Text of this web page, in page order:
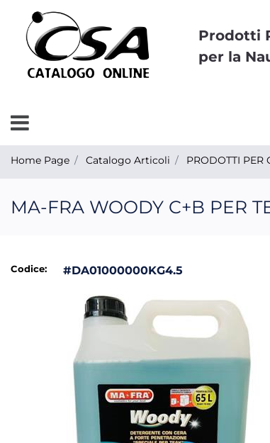
Prodotti
per la
Open menu
Home Page Catalogo Articoli PRODOTTI PER
MA-FRA WOODY C+B PER
Codice: #DA01000000KG4.5